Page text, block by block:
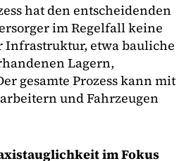
hat den entscheidenden
im Regelfall keine
Infrastruktur, etwa bauliche
Lagern,
gesamte Prozess kann mit
und Fahrzeugen
im Fokus